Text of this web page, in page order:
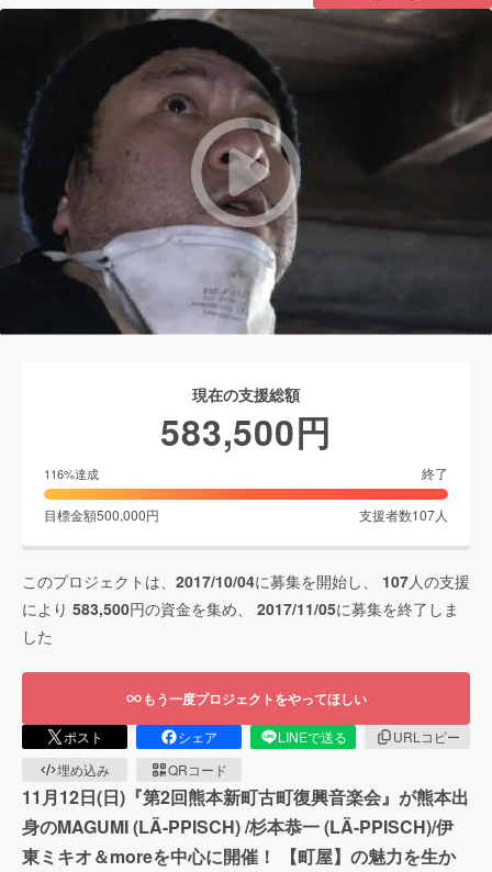
現在の支援総額
583,500円
116%達成 終了
目標金額500,000円 支援者数107人
このプロジェクトは、 2017/10/04に募集を開始し、 107人の支援
により 583,500円の資金を集め、 2017/11/05に募集を終了しま
した
もう一度プロジェクトをやってほしい
ポスト シェア LINEで送る
URLコピー
埋め込み
QRコード
11月12日(日)『第2回熊本新町古町復興音楽会』が熊本出
身のMAGUMI (LÄ-PPISCH) /杉本恭一 (LÄ-PPISCH)/伊
東ミキオ＆moreを中心に開催！ 【町屋】の魅力を生か